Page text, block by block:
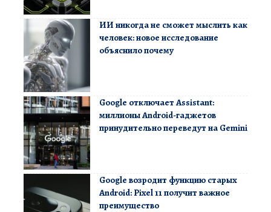
ИИ никогда не сможет мыслить как
человек: новое исследование
объяснило почему
Google отключает Assistant:
миллионы Android-гаджетов
принудительно переведут на Gemini
Google возродит функцию старых
Android: Pixel 11 получит важное
преимущество